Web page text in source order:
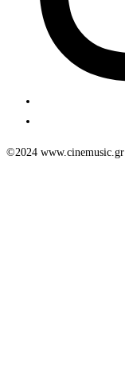
©2024 www.cinemusic.gr